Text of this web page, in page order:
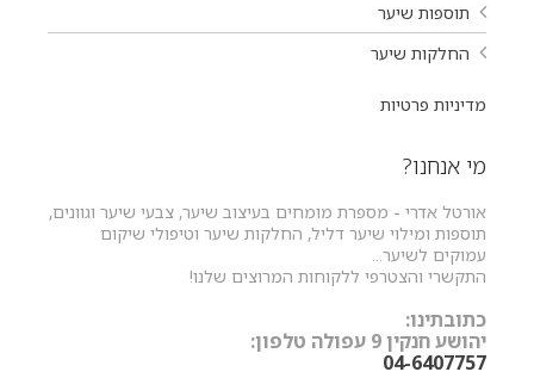
תוספות שיער
החלקות שיער
מדיניות פרטיות
מי אנחנו?
אורטל אדרי - מספרת מומחים בעיצוב שיער, צבעי שיער וגוונים,
תוספות ומילוי שיער דליל, החלקות שיער וטיפולי שיקום
עמוקים לשיער...
התקשרי והצטרפי ללקוחות המרוצים שלנו!
כתובתינו:
יהושע חנקין 9 עפולה טלפון:
04-6407757